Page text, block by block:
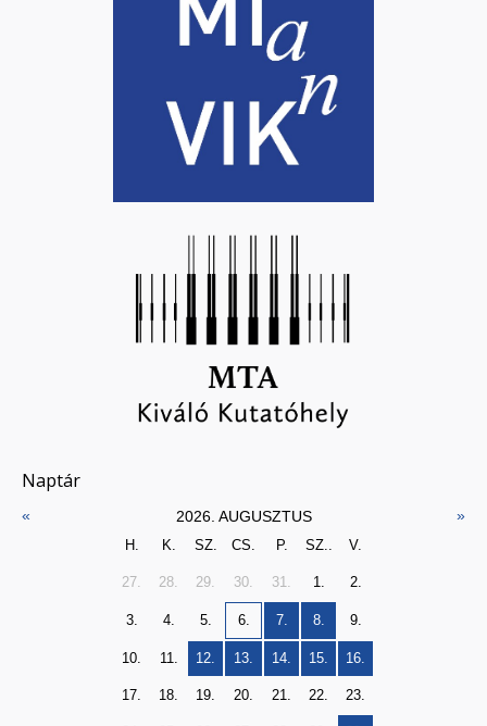
Naptár
« 2026. AUGUSZTUS »
H. K. SZ. CS. P. SZ.. V.
27. 28. 29. 30. 31. 1. 2.
3. 4. 5. 6. 7. 8. 9.
10. 11. 12. 13. 14. 15. 16.
17. 18. 19. 20. 21. 22. 23.